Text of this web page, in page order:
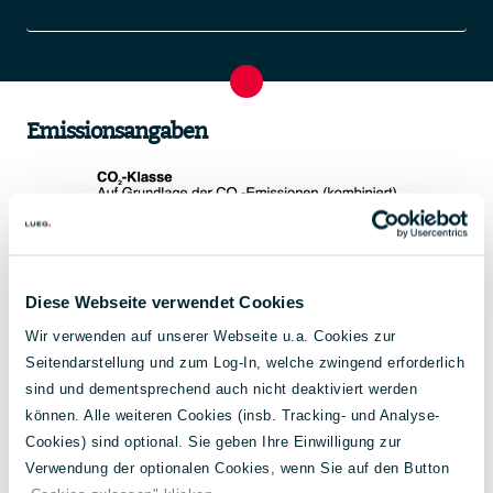
Diese Webseite verwendet Cookies
Wir verwenden auf unserer Webseite u.a. Cookies zur
Seitendarstellung und zum Log-In, welche zwingend erforderlich
sind und dementsprechend auch nicht deaktiviert werden
können. Alle weiteren Cookies (insb. Tracking- und Analyse-
Cookies) sind optional. Sie geben Ihre Einwilligung zur
Verwendung der optionalen Cookies, wenn Sie auf den Button
Emissionsangaben
Energieverbrauch
kombiniert: